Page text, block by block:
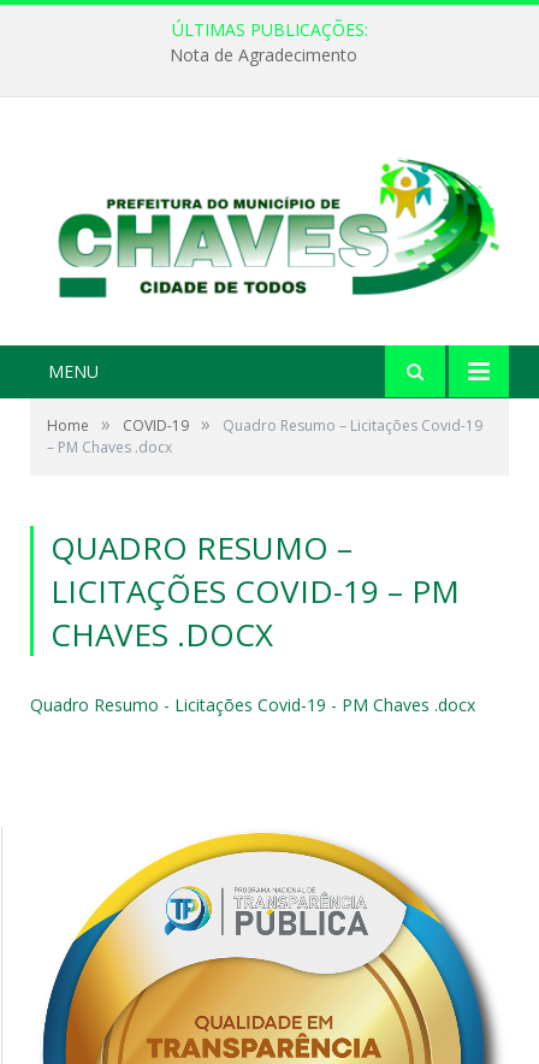
ÚLTIMAS PUBLICAÇÕES:
Nota de Agradecimento
MENU
Home » COVID-19 »
Quadro Resumo – Licitações Covid-19
– PM Chaves .docx
QUADRO RESUMO –
LICITAÇÕES COVID-19 – PM
CHAVES .DOCX
Quadro Resumo - Licitações Covid-19 - PM Chaves .docx